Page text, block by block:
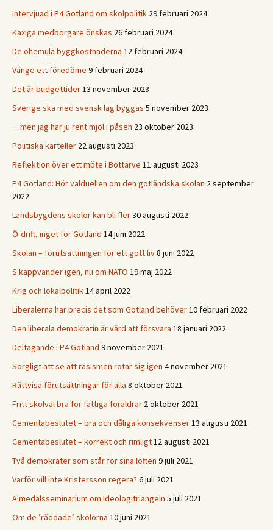
Intervjuad i P4 Gotland om skolpolitik 29 februari 2024
Kaxiga medborgare önskas 26 februari 2024
De ohemula byggkostnaderna 12 februari 2024
Vänge ett föredöme 9 februari 2024
Det är budgettider13 november 2023
Sverige ska med svensk lag byggas 5 november 2023
…men jag har ju rent mjöl i påsen 23 oktober 2023
Politiska karteller 22 augusti 2023
Reflektion över ett möte i Bottarve 11 augusti 2023
P4 Gotland: Hör valduellen om den gotländska skolan 2 september
2022
Landsbygdens skolor kan bli fler30 augusti 2022
Ö-drift, inget för Gotland 14 juni 2022
Skolan – förutsättningen för ett gott liv8 juni 2022
S kappvänder igen, nu om NATO 19 maj 2022
Krig och lokalpolitik14 april 2022
Liberalerna har precis det som Gotland behöver10 februari 2022
Den liberala demokratin är värd att försvara 18 januari 2022
Deltagande i P4 Gotland 9 november 2021
Sorgligt att se att rasismen rotar sig igen 4 november 2021
Rättvisa förutsättningar för alla 8 oktober 2021
Fritt skolval bra för fattiga föräldrar 2 oktober 2021
Cementabeslutet – bra och dåliga konsekvenser13 augusti 2021
Cementabeslutet – korrekt och rimligt12 augusti 2021
Två demokrater som står för sina löften 9 juli 2021
Varför vill inte Kristersson regera? 6 juli 2021
Almedalsseminarium om Ideologitriangeln 5 juli 2021
Om de ’räddade’ skolorna 10 juni 2021